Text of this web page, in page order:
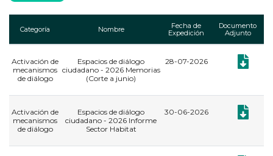
Categoría Nombre
Fecha de
Expedición
Documento
Adjunto
Activación de
mecanismos
de diálogo
Espacios de diálogo
ciudadano - 2026 Memorias
(Corte a junio)
28-07-2026
Activación de
mecanismos
de diálogo
Espacios de diálogo
ciudadano - 2026 Informe
Sector Habitat
30-06-2026